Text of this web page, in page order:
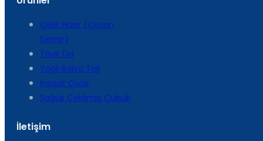
Çelik Hasır (Çesan
Demir)
Tavlı Tel
Yağlı Balya Teli
İnşaat Çivisi
Soğuk Çekilmiş Çubuk
İletişim